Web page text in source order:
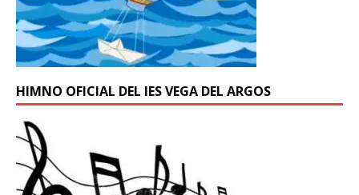
HIMNO OFICIAL DEL IES VEGA DEL ARGOS